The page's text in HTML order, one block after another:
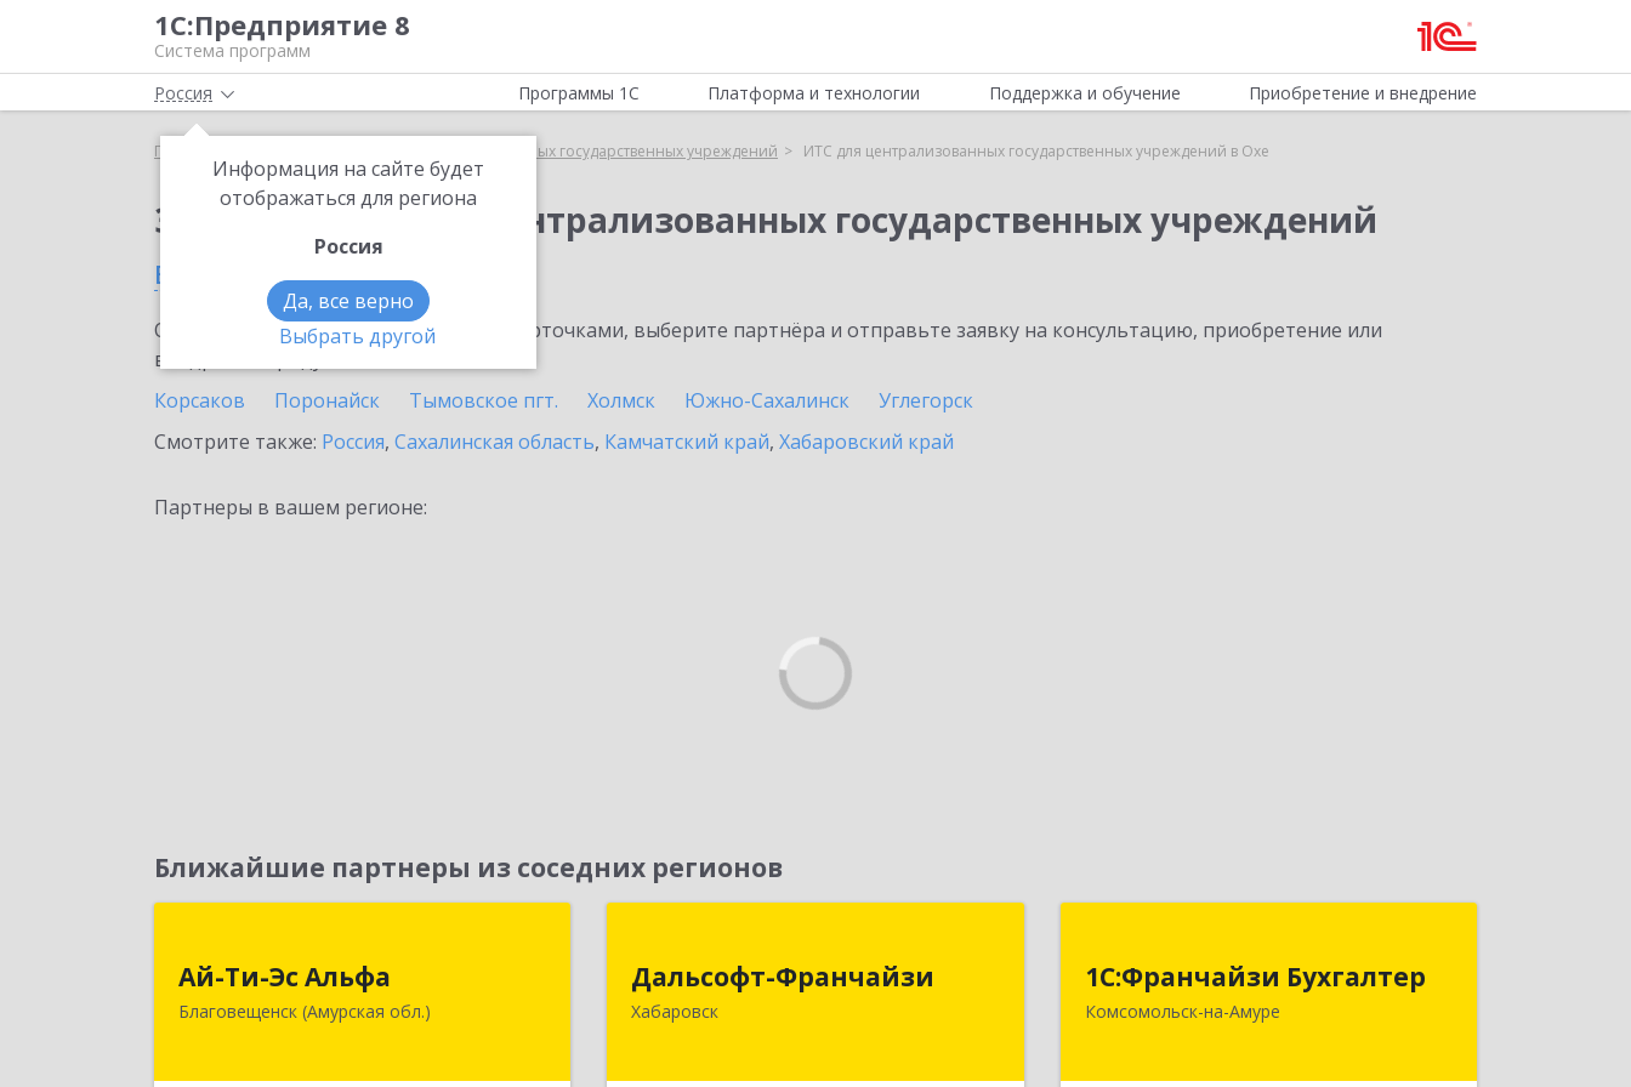
1С:Предприятие 8
Система программ
Россия
Информация на сайте будет
отображаться для региона
Россия
Да, все верно
Выбрать другой
Программы 1С Платформа и технологии Поддержка и обучение Приобретение и внедрение
Главная ИТС для централизованных государственных учреждений ИТС для централизованных государственных учреждений в Охе
Заказать ИТС для централизованных государственных учреждений
в Охе
Ознакомьтесь с информационными карточками, выберите партнёра и отправьте заявку на консультацию, приобретение или
внедрение продукта.
Корсаков
Поронайск Тымовское пгт. Холмск Южно-Сахалинск
Углегорск
Смотрите также: Россия, Сахалинская область, Камчатский край, Хабаровский край
Партнеры в вашем регионе:
Ближайшие партнеры из соседних регионов
Ай-Ти-Эс Альфа
Благовещенск (Амурская обл.)
675000, Амурская обл, Благовещенск
г, Зейская ул, дом № 134, оф.515
Дальсофт-Франчайзи
Хабаровск
680017, Хабаровский край, Хабаровск
г, Постышева ул, дом № 22а, оф.609
1С:Франчайзи Бухгалтер
Комсомольск-на-Амуре
681000, Хабаровский край,
Комсомольск-на-Амуре г,